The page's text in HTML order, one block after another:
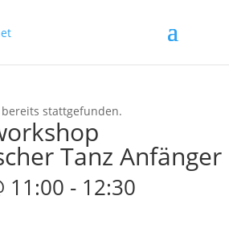
stattgefunden.
Tanz Anfänger
11:00 - 12:30